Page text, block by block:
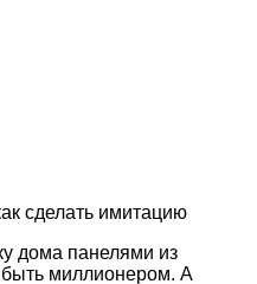
сделать имитацию
дома панелями из
быть миллионером. А